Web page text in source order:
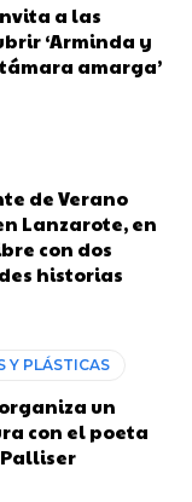
a las
‘Arminda y
amarga’
de Verano
Lanzarote, en
con dos
historias
Y PLÁSTICAS
un
con el poeta